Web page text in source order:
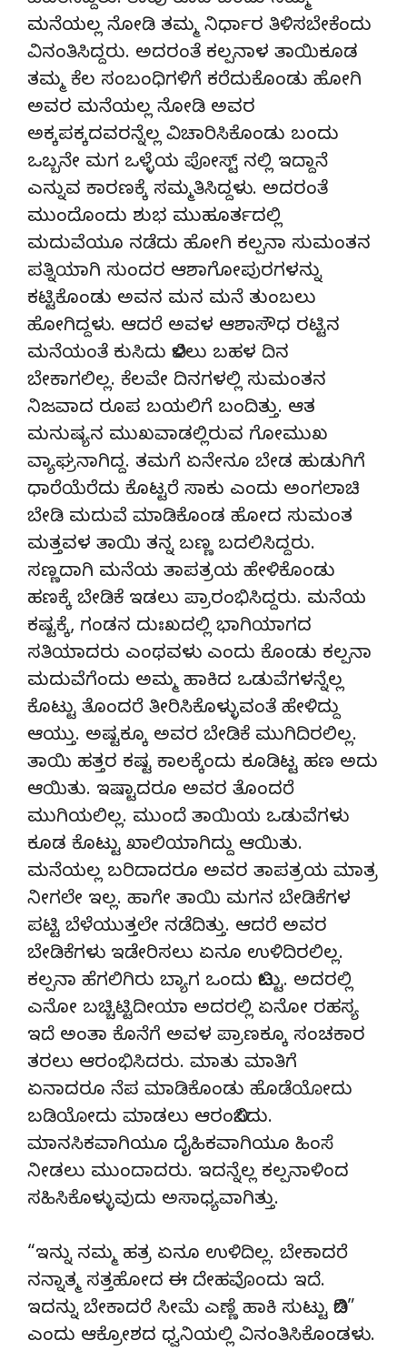
ಮನೆಯಲ್ಲ ನೋಡಿ ತಮ್ಮ ನಿರ್ಧಾರ ತಿಳಿಸಬೇಕೆಂದು
ವಿನಂತಿಸಿದ್ದರು. ಅದರಂತೆ ಕಲ್ಪನಾಳ ತಾಯಿಕೂಡ
ತಮ್ಮ ಕೆಲ ಸಂಬಂಧಿಗಳಿಗೆ ಕರೆದುಕೊಂಡು ಹೋಗಿ
ಅವರ ಮನೆಯಲ್ಲ ನೋಡಿ ಅವರ
ಅಕ್ಕಪಕ್ಕದವರನ್ನೆಲ್ಲ ವಿಚಾರಿಸಿಕೊಂಡು ಬಂದು
ಒಬ್ಬನೇ ಮಗ ಒಳ್ಳೆಯ ಪೋಸ್ಟ್ ನಲ್ಲಿ ಇದ್ದಾನೆ
ಎನ್ನುವ ಕಾರಣಕ್ಕೆ ಸಮ್ಮತಿಸಿದ್ದಳು. ಅದರಂತೆ
ಮುಂದೊಂದು ಶುಭ ಮುಹೂರ್ತದಲ್ಲಿ
ಮದುವೆಯೂ ನಡೆದು ಹೋಗಿ ಕಲ್ಪನಾ ಸುಮಂತನ
ಪತ್ನಿಯಾಗಿ ಸುಂದರ ಆಶಾಗೋಪುರಗಳನ್ನು
ಕಟ್ಟಿಕೊಂಡು ಅವನ ಮನ ಮನೆ ತುಂಬಲು
ಹೋಗಿದ್ದಳು. ಆದರೆ ಅವಳ ಆಶಾಸೌಧ ರಟ್ಟಿನ
ಮನೆಯಂತೆ ಕುಸಿದು ಬಿಳಲು ಬಹಳ ದಿನ
ಬೇಕಾಗಲಿಲ್ಲ. ಕೆಲವೇ ದಿನಗಳಲ್ಲಿ ಸುಮಂತನ
ನಿಜವಾದ ರೂಪ ಬಯಲಿಗೆ ಬಂದಿತ್ತು. ಆತ
ಮನುಷ್ಯನ ಮುಖವಾಡಲ್ಲಿರುವ ಗೋಮುಖ
ವ್ಯಾಘ್ರನಾಗಿದ್ದ. ತಮಗೆ ಏನೇನೂ ಬೇಡ ಹುಡುಗಿಗೆ
ಧಾರೆಯೆರೆದು ಕೊಟ್ಟರೆ ಸಾಕು ಎಂದು ಅಂಗಲಾಚಿ
ಬೇಡಿ ಮದುವೆ ಮಾಡಿಕೊಂಡ ಹೋದ ಸುಮಂತ
ಮತ್ತವಳ ತಾಯಿ ತನ್ನ ಬಣ್ಣ ಬದಲಿಸಿದ್ದರು.
ಸಣ್ಣದಾಗಿ ಮನೆಯ ತಾಪತ್ರಯ ಹೇಳಿಕೊಂಡು
ಹಣಕ್ಕೆ ಬೇಡಿಕೆ ಇಡಲು ಪ್ರಾರಂಭಿಸಿದ್ದರು. ಮನೆಯ
ಕಷ್ಟಕ್ಕೆ, ಗಂಡನ ದುಃಖದಲ್ಲಿ ಭಾಗಿಯಾಗದ
ಸತಿಯಾದರು ಎಂಥವಳು ಎಂದು ಕೊಂಡು ಕಲ್ಪನಾ
ಮದುವೆಗೆಂದು ಅಮ್ಮ ಹಾಕಿದ ಒಡುವೆಗಳನ್ನೆಲ್ಲ
ಕೊಟ್ಟು ತೊಂದರೆ ತೀರಿಸಿಕೊಳ್ಳುವಂತೆ ಹೇಳಿದ್ದು
ಆಯ್ತು. ಅಷ್ಟಕ್ಕೂ ಅವರ ಬೇಡಿಕೆ ಮುಗಿದಿರಲಿಲ್ಲ.
ತಾಯಿ ಹತ್ತರ ಕಷ್ಟ ಕಾಲಕ್ಕೆಂದು ಕೂಡಿಟ್ಟ ಹಣ ಅದು
ಆಯಿತು. ಇಷ್ಟಾದರೂ ಅವರ ತೊಂದರೆ
ಮುಗಿಯಲಿಲ್ಲ. ಮುಂದೆ‌ ತಾಯಿಯ ಒಡುವೆಗಳು
ಕೂಡ ಕೊಟ್ಟು ಖಾಲಿಯಾಗಿದ್ದು ಆಯಿತು.
ಮನೆಯಲ್ಲ ಬರಿದಾದರೂ ಅವರ ತಾಪತ್ರಯ ಮಾತ್ರ
ನೀಗಲೇ ಇಲ್ಲ. ಹಾಗೇ ತಾಯಿ ಮಗನ ಬೇಡಿಕೆಗಳ
ಪಟ್ಟಿ ಬೆಳೆಯುತ್ತಲೇ ನಡೆದಿತ್ತು. ಆದರೆ ಅವರ
ಬೇಡಿಕೆಗಳು ಇಡೇರಿಸಲು ಏನೂ ಉಳಿದಿರಲಿಲ್ಲ.
ಕಲ್ಪನಾ ಹೆಗಲಿಗಿರು ಬ್ಯಾಗ ಒಂದು ಬಿಟ್ಟು. ಅದರಲ್ಲಿ
ಎನೋ ಬಚ್ಚಿಟ್ಟಿದೀಯಾ ಅದರಲ್ಲಿ ಏನೋ ರಹಸ್ಯ
ಇದೆ ಅಂತಾ ಕೊನೆಗೆ ಅವಳ ಪ್ರಾಣಕ್ಕೂ ಸಂಚಕಾರ
ತರಲು ಆರಂಭಿಸಿದರು. ಮಾತು ಮಾತಿಗೆ
ಏನಾದರೂ ನೆಪ ಮಾಡಿಕೊಂಡು ಹೊಡೆಯೋದು
ಬಡಿಯೋದು ಮಾಡಲು ಆರಂಬಿಸಿದು.
ಮಾನಸಿಕವಾಗಿಯೂ ದೈಹಿಕವಾಗಿಯೂ ಹಿಂಸೆ
ನೀಡಲು ಮುಂದಾದರು. ಇದನ್ನೆಲ್ಲ ಕಲ್ಪನಾಳಿಂದ
ಸಹಿಸಿಕೊಳ್ಳುವುದು ಅಸಾಧ್ಯವಾಗಿತ್ತು.
“ಇನ್ನು ನಮ್ಮ ಹತ್ರ ಏನೂ ಉಳಿದಿಲ್ಲ. ಬೇಕಾದರೆ
ನನ್ನಾತ್ಮ ಸತ್ತಹೋದ ಈ ದೇಹವೊಂದು ಇದೆ.
ಇದನ್ನು ಬೇಕಾದರೆ ಸೀಮೆ ಎಣ್ಣೆ ಹಾಕಿ ಸುಟ್ಟು ಬಿಡಿ”
ಎಂದು‌ ಆಕ್ರೋಶದ ಧ್ವನಿಯಲ್ಲಿ ವಿನಂತಿಸಿಕೊಂಡಳು.